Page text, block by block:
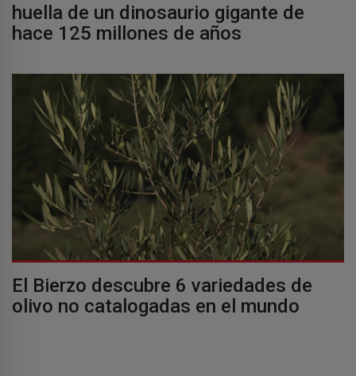
huella de un dinosaurio gigante de
hace 125 millones de años
El Bierzo descubre 6 variedades de
olivo no catalogadas en el mundo